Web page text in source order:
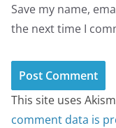
Save my name,
the next time I
This site uses
comment data is